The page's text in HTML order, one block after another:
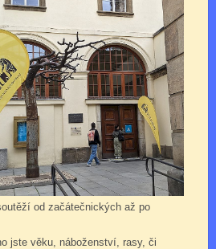
od začátečnických až po
jste věku, náboženství, rasy, či